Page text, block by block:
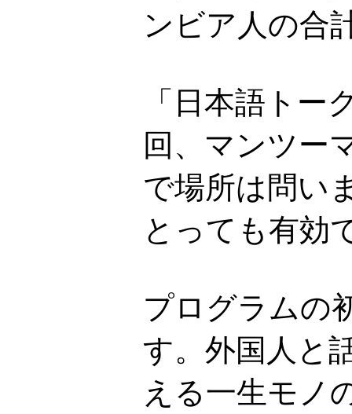
ンビア人の合
「日本語ト
回、マンツー
で場所は問い
とっても有効
プログラムの
す。外国人と
える一生モノ